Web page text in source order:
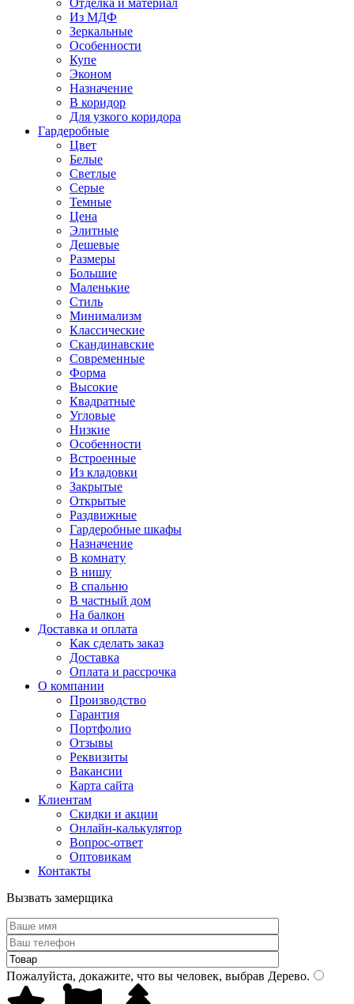
Отделка и материал
Из МДФ
Зеркальные
Особенности
Купе
Эконом
Назначение
В коридор
Для узкого коридора
Гардеробные
Цвет
Белые
Светлые
Серые
Темные
Цена
Элитные
Дешевые
Размеры
Большие
Маленькие
Стиль
Минимализм
Классические
Скандинавские
Современные
Форма
Высокие
Квадратные
Угловые
Низкие
Особенности
Встроенные
Из кладовки
Закрытые
Открытые
Раздвижные
Гардеробные шкафы
Назначение
В комнату
В нишу
В спальню
В частный дом
На балкон
Доставка и оплата
Как сделать заказ
Доставка
Оплата и рассрочка
О компании
Производство
Гарантия
Портфолио
Отзывы
Реквизиты
Вакансии
Карта сайта
Клиентам
Скидки и акции
Онлайн-калькулятор
Вопрос-ответ
Оптовикам
Контакты
Вызвать замерщика
Пожалуйста, докажите, что вы человек, выбрав Дерево.